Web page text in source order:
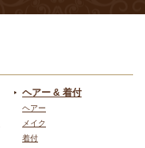
ヘアー & 着付
ヘアー
メイク
着付